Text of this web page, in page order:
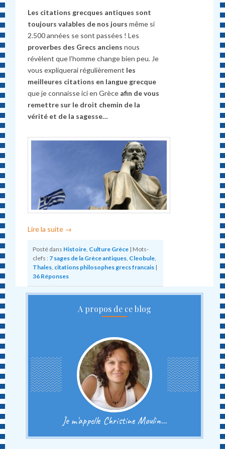
Les citations grecques antiques sont
toujours valables de nos jours même si
2.500 années se sont passées ! Les
proverbes des Grecs anciens nous
révèlent que l’homme change bien peu. Je
vous expliquerai régulièrement les
meilleures citations en langue grecque
que je connaisse ici en Grèce afin de vous
remettre sur le droit chemin de la
vérité et de la sagesse…
Lire la suite →
Posté dans Histoire, Culture Grèce | Mots-
clefs : 7 sages de la Grèce antiques, Cleobule,
Thales, citations philosophes grecs francais |
36 Réponses
A propos de ce blog
Je m'appelle Christine Moulin...